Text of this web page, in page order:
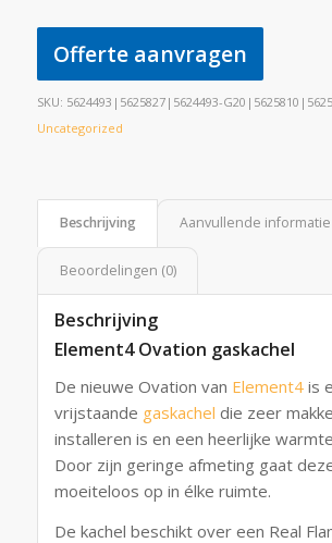
Offerte aanvragen
SKU: 5624493|5625827|5624493-
Uncategorized
Beschrijving Aanvullende informatie
Beoordelingen (0)
Beschrijving
Element4 Ovation gaskachel
De nieuwe Ovation van Element4is
vrijstaande gaskachel die zeer
installeren is en een heerlijke
Door zijn geringe afmeting gaat
moeiteloos op in élke ruimte.
De kachel beschikt over een Real